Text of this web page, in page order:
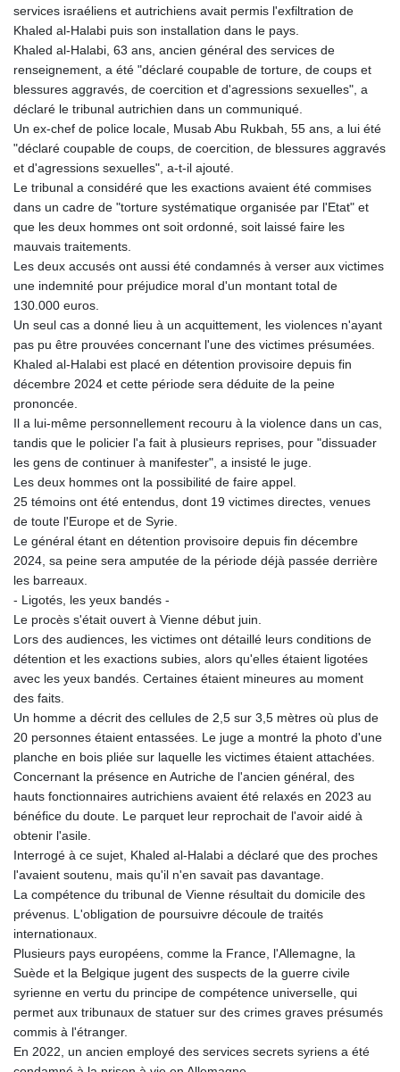
services israéliens et autrichiens avait permis l'exfiltration de
Khaled al-Halabi puis son installation dans le pays.
Khaled al-Halabi, 63 ans, ancien général des services de
renseignement, a été "déclaré coupable de torture, de coups et
blessures aggravés, de coercition et d'agressions sexuelles", a
déclaré le tribunal autrichien dans un communiqué.
Un ex-chef de police locale, Musab Abu Rukbah, 55 ans, a lui été
"déclaré coupable de coups, de coercition, de blessures aggravés
et d'agressions sexuelles", a-t-il ajouté.
Le tribunal a considéré que les exactions avaient été commises
dans un cadre de "torture systématique organisée par l'Etat" et
que les deux hommes ont soit ordonné, soit laissé faire les
mauvais traitements.
Les deux accusés ont aussi été condamnés à verser aux victimes
une indemnité pour préjudice moral d'un montant total de
130.000 euros.
Un seul cas a donné lieu à un acquittement, les violences n'ayant
pas pu être prouvées concernant l'une des victimes présumées.
Khaled al-Halabi est placé en détention provisoire depuis fin
décembre 2024 et cette période sera déduite de la peine
prononcée.
Il a lui-même personnellement recouru à la violence dans un cas,
tandis que le policier l'a fait à plusieurs reprises, pour "dissuader
les gens de continuer à manifester", a insisté le juge.
Les deux hommes ont la possibilité de faire appel.
25 témoins ont été entendus, dont 19 victimes directes, venues
de toute l'Europe et de Syrie.
Le général étant en détention provisoire depuis fin décembre
2024, sa peine sera amputée de la période déjà passée derrière
les barreaux.
- Ligotés, les yeux bandés -
Le procès s'était ouvert à Vienne début juin.
Lors des audiences, les victimes ont détaillé leurs conditions de
détention et les exactions subies, alors qu'elles étaient ligotées
avec les yeux bandés. Certaines étaient mineures au moment
des faits.
Un homme a décrit des cellules de 2,5 sur 3,5 mètres où plus de
20 personnes étaient entassées. Le juge a montré la photo d'une
planche en bois pliée sur laquelle les victimes étaient attachées.
Concernant la présence en Autriche de l'ancien général, des
hauts fonctionnaires autrichiens avaient été relaxés en 2023 au
bénéfice du doute. Le parquet leur reprochait de l'avoir aidé à
obtenir l'asile.
Interrogé à ce sujet, Khaled al-Halabi a déclaré que des proches
l'avaient soutenu, mais qu'il n'en savait pas davantage.
La compétence du tribunal de Vienne résultait du domicile des
prévenus. L'obligation de poursuivre découle de traités
internationaux.
Plusieurs pays européens, comme la France, l'Allemagne, la
Suède et la Belgique jugent des suspects de la guerre civile
syrienne en vertu du principe de compétence universelle, qui
permet aux tribunaux de statuer sur des crimes graves présumés
commis à l'étranger.
En 2022, un ancien employé des services secrets syriens a été